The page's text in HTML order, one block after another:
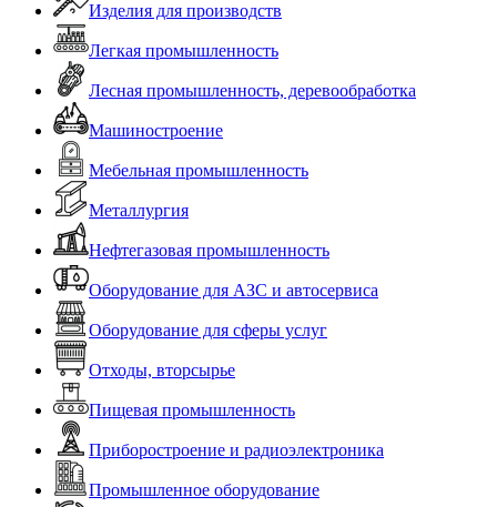
Изделия для производств
Легкая промышленность
Лесная промышленность, деревообработка
Машиностроение
Мебельная промышленность
Металлургия
Нефтегазовая промышленность
Оборудование для АЗС и автосервиса
Оборудование для сферы услуг
Отходы, вторсырье
Пищевая промышленность
Приборостроение и радиоэлектроника
Промышленное оборудование